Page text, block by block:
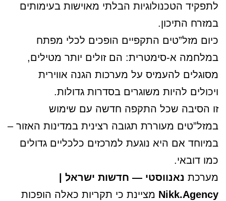
לתפקיד הטכנולוגיות הבלתי מאוישות בעימותים
במזרח התיכון.
כיום מזל”טים התקפיים הופכים לכלי מפתח
במלחמה א-סימטרית: הם זולים יותר מטילים,
מסוגלים להעמיס על מערכות הגנה אווירית
ויכולים להיות משוגרים בסדרות גדולות.
זו הסיבה שכל התקפה חדשה עם שימוש
במזל”טים מעוררת תגובה רצינית במדינות האזור –
במיוחד אם היא נוגעת למרכזים כלכליים גדולים
כמו דובאי.
מערכת נאנווסטי — חדשות ישראל |
Nikk.Agency מציינת כי תקריות כאלה הופכות